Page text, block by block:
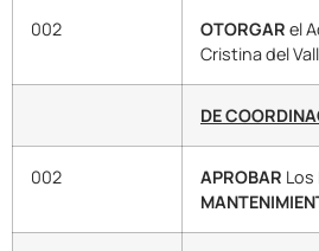
002 OTORGAR el
Cristina del
DE
002 APROBAR